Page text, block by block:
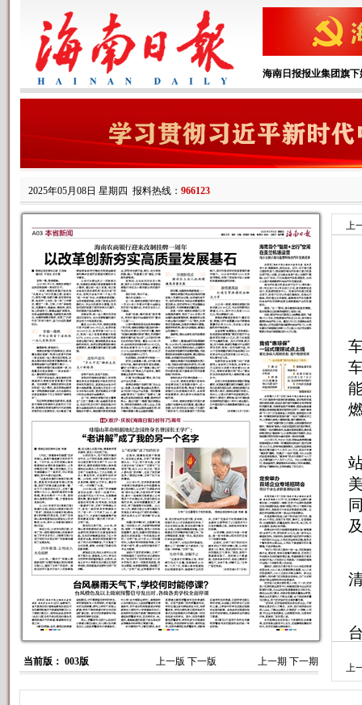
海南日报报业集团旗下
2025年05月08日 星期四 报料热线： 966123
当前版： 003版 上一版 下一版 上一期 下一期
上
上